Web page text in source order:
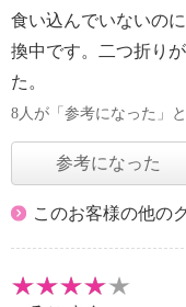
食い込んでいないの
換中です。二つ折り
た。
8人が「参考になった」
参考になった
このお客様の他の